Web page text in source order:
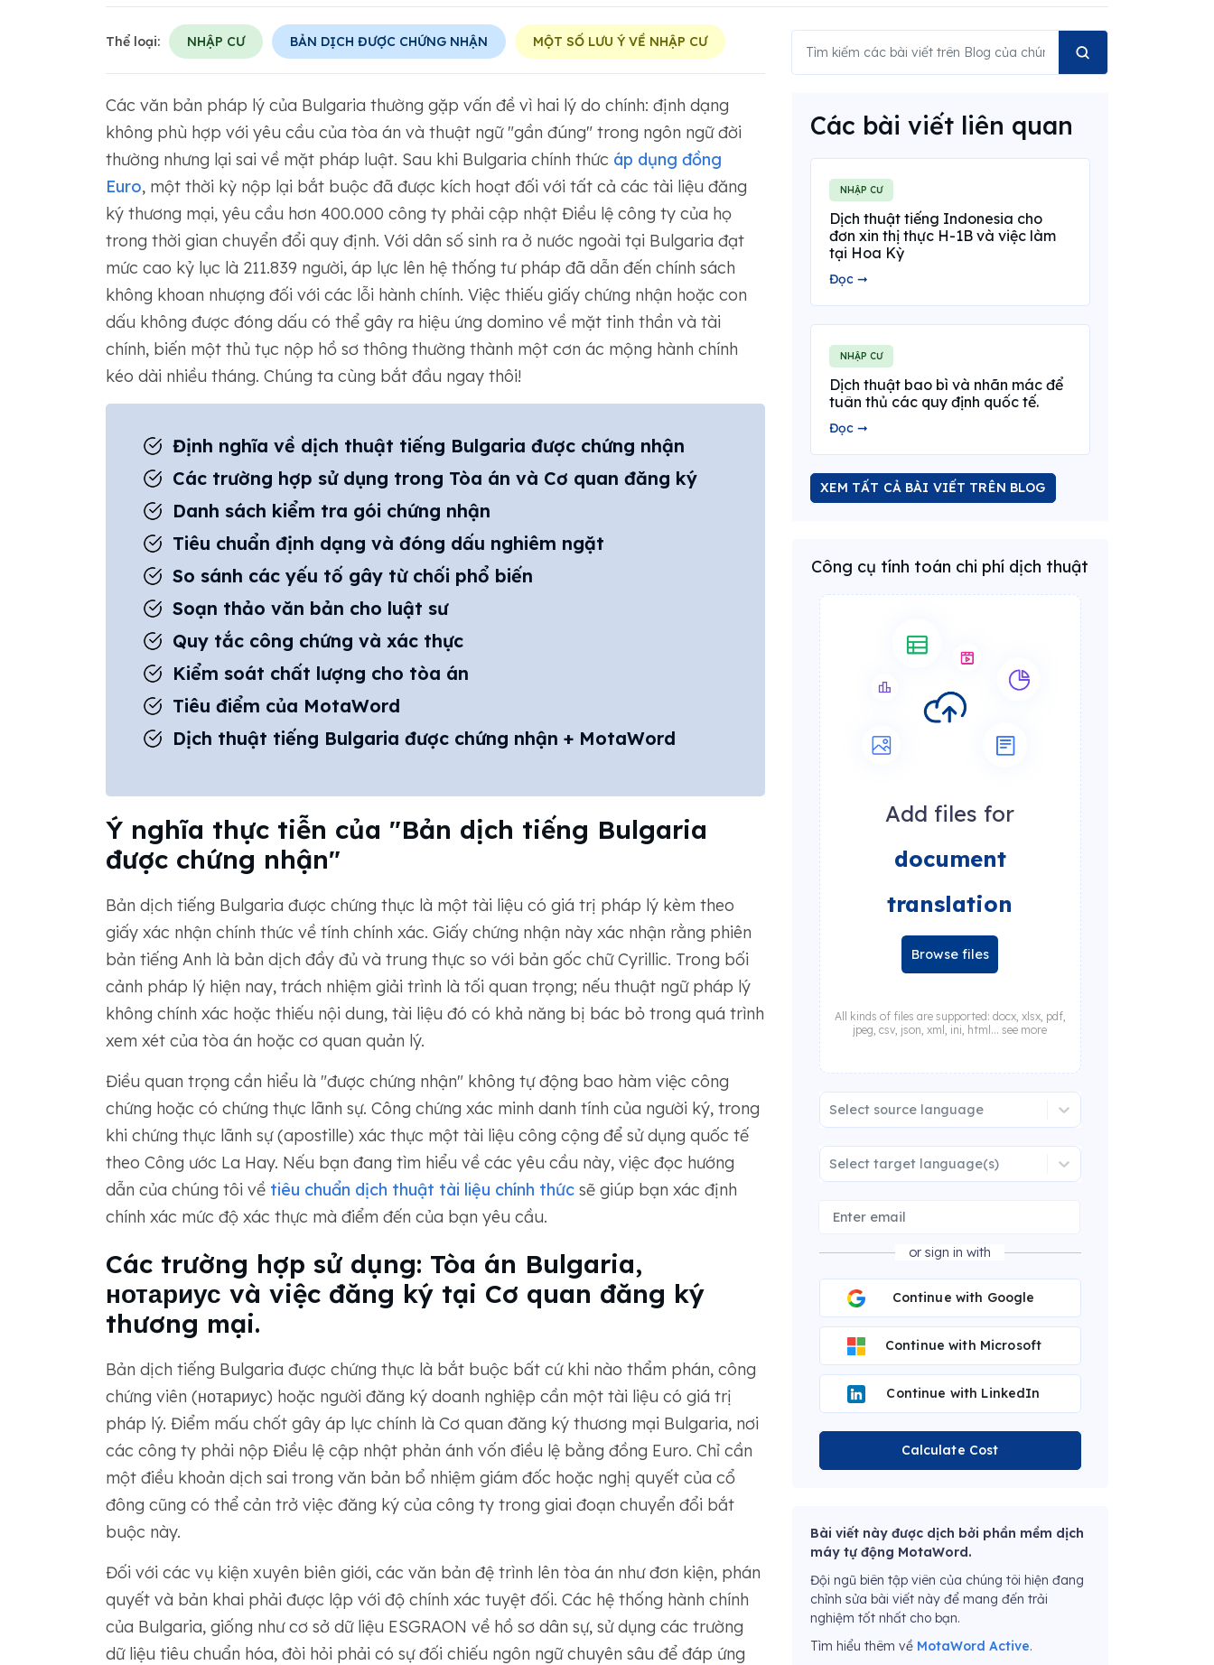
Thể loại: NHẬP CƯ BẢN DỊCH ĐƯỢC CHỨNG NHẬN MỘT SỐ LƯU Ý VỀ NHẬP CƯ
Các văn bản pháp lý của Bulgaria thường gặp vấn đề vì hai lý do chính: định dạng
không phù hợp với yêu cầu của tòa án và thuật ngữ "gần đúng" trong ngôn ngữ đời
thường nhưng lại sai về mặt pháp luật. Sau khi Bulgaria chính thức áp dụng đồng
Euro, một thời kỳ nộp lại bắt buộc đã được kích hoạt đối với tất cả các tài liệu đăng
ký thương mại, yêu cầu hơn 400.000 công ty phải cập nhật Điều lệ công ty của họ
trong thời gian chuyển đổi quy định. Với dân số sinh ra ở nước ngoài tại Bulgaria đạt
mức cao kỷ lục là 211.839 người, áp lực lên hệ thống tư pháp đã dẫn đến chính sách
không khoan nhượng đối với các lỗi hành chính. Việc thiếu giấy chứng nhận hoặc con
dấu không được đóng dấu có thể gây ra hiệu ứng domino về mặt tinh thần và tài
chính, biến một thủ tục nộp hồ sơ thông thường thành một cơn ác mộng hành chính
kéo dài nhiều tháng. Chúng ta cùng bắt đầu ngay thôi!
Định nghĩa về dịch thuật tiếng Bulgaria được chứng nhận
Các trường hợp sử dụng trong Tòa án và Cơ quan đăng ký
Danh sách kiểm tra gói chứng nhận
Tiêu chuẩn định dạng và đóng dấu nghiêm ngặt
So sánh các yếu tố gây từ chối phổ biến
Soạn thảo văn bản cho luật sư
Quy tắc công chứng và xác thực
Kiểm soát chất lượng cho tòa án
Tiêu điểm của MotaWord
Dịch thuật tiếng Bulgaria được chứng nhận + MotaWord
Ý nghĩa thực tiễn của "Bản dịch tiếng Bulgaria
được chứng nhận"
Bản dịch tiếng Bulgaria được chứng thực là một tài liệu có giá trị pháp lý kèm theo
giấy xác nhận chính thức về tính chính xác. Giấy chứng nhận này xác nhận rằng phiên
bản tiếng Anh là bản dịch đầy đủ và trung thực so với bản gốc chữ Cyrillic. Trong bối
cảnh pháp lý hiện nay, trách nhiệm giải trình là tối quan trọng; nếu thuật ngữ pháp lý
không chính xác hoặc thiếu nội dung, tài liệu đó có khả năng bị bác bỏ trong quá trình
xem xét của tòa án hoặc cơ quan quản lý.
Điều quan trọng cần hiểu là "được chứng nhận" không tự động bao hàm việc công
chứng hoặc có chứng thực lãnh sự. Công chứng xác minh danh tính của người ký, trong
khi chứng thực lãnh sự (apostille) xác thực một tài liệu công cộng để sử dụng quốc tế
theo Công ước La Hay. Nếu bạn đang tìm hiểu về các yêu cầu này, việc đọc hướng
dẫn của chúng tôi về tiêu chuẩn dịch thuật tài liệu chính thứcsẽ giúp bạn xác định
chính xác mức độ xác thực mà điểm đến của bạn yêu cầu.
Các trường hợp sử dụng: Tòa án Bulgaria,
нотариус và việc đăng ký tại Cơ quan đăng ký
thương mại.
Bản dịch tiếng Bulgaria được chứng thực là bắt buộc bất cứ khi nào thẩm phán, công
chứng viên (нотариус) hoặc người đăng ký doanh nghiệp cần một tài liệu có giá trị
pháp lý. Điểm mấu chốt gây áp lực chính là Cơ quan đăng ký thương mại Bulgaria, nơi
các công ty phải nộp Điều lệ cập nhật phản ánh vốn điều lệ bằng đồng Euro. Chỉ cần
một điều khoản dịch sai trong văn bản bổ nhiệm giám đốc hoặc nghị quyết của cổ
đông cũng có thể cản trở việc đăng ký của công ty trong giai đoạn chuyển đổi bắt
buộc này.
Đối với các vụ kiện xuyên biên giới, các văn bản đệ trình lên tòa án như đơn kiện, phán
quyết và bản khai phải được lập với độ chính xác tuyệt đối. Các hệ thống hành chính
của Bulgaria, giống như cơ sở dữ liệu ESGRAON về hồ sơ dân sự, sử dụng các trường
dữ liệu tiêu chuẩn hóa, đòi hỏi phải có sự đối chiếu ngôn ngữ chuyên sâu để đáp ứng
Các bài viết liên quan
NHẬP CƯ
Dịch thuật tiếng Indonesia cho
đơn xin thị thực H-1B và việc làm
tại Hoa Kỳ
Đọc ➞
NHẬP CƯ
Dịch thuật bao bì và nhãn mác để
tuân thủ các quy định quốc tế.
Đọc ➞
XEM TẤT CẢ BÀI VIẾT TRÊN BLOG
Công cụ tính toán chi phí dịch thuật
Add files for
document
translation
Browse files
All kinds of files are supported: docx, xlsx, pdf,
jpeg, csv, json, xml, ini, html... see more
Select source language
Select target language(s)
or sign in with
Continue with Google
Continue with Microsoft
Continue with LinkedIn
Calculate Cost
Bài viết này được dịch bởi phần mềm dịch
máy tự động MotaWord.
Đội ngũ biên tập viên của chúng tôi hiện đang
chỉnh sửa bài viết này để mang đến trải
nghiệm tốt nhất cho bạn.
Tìm hiểu thêm về MotaWord Active.